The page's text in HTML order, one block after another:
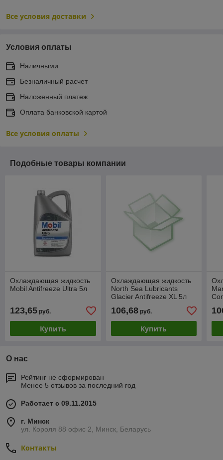
Все условия доставки
Условия оплаты
Наличными
Безналичный расчет
Наложенный платеж
Оплата банковской картой
Все условия оплаты
Подобные товары компании
Охлаждающая жидкость
Mobil Antifreeze Ultra 5л
123,65 руб.
Купить
Охлаждающая жидкость
North Sea Lubricants
Glacier Antifreeze XL 5л
106,68руб.
Купить
О нас
Рейтинг не сформирован
Менее 5 отзывов за последний год
Работает с 09.11.2015
г. Минск
ул. Короля 88 офис 2, Минск, Беларусь
Контакты